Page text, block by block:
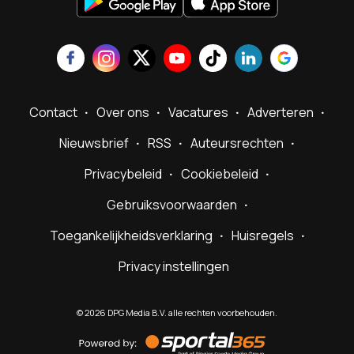
Contact Over ons Vacatures
Adverteren
Nieuwsbrief
RSS
Auteursrechten
Privacybeleid
Cookiebeleid
Gebruiksvoorwaarden
Toegankelijkheidsverklaring
Huisregels
Privacy instellingen
©2026 DPG Media B.V. alle rechten voorbehouden.
by
Sportal365